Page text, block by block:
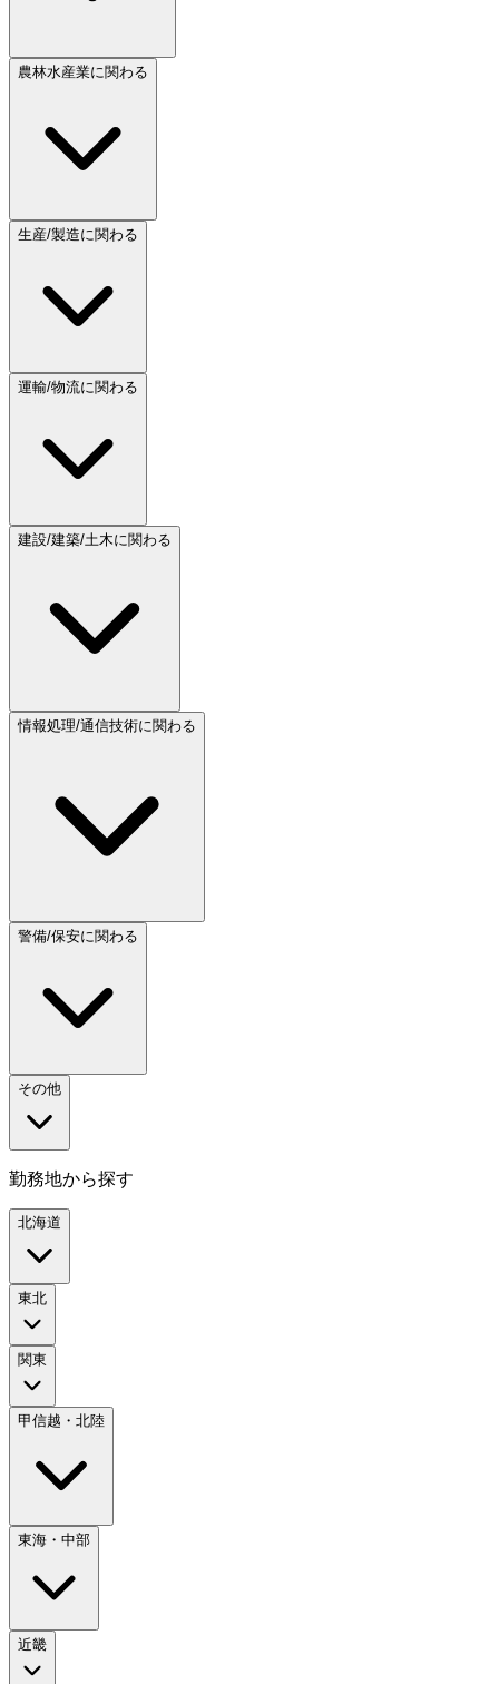
農林水産業に関わる
生産/製造に関わる
運輸/物流に関わる
建設/建築/土木に関わる
情報処理/通信技術に関わる
警備/保安に関わる
その他
勤務地から探す
北海道
東北
関東
甲信越・北陸
東海・中部
近畿